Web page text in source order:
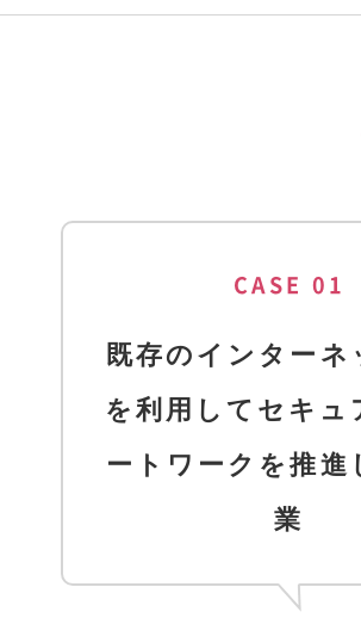
CASE 01
既存のインターネ
を利用してセキュ
ートワークを推進
業